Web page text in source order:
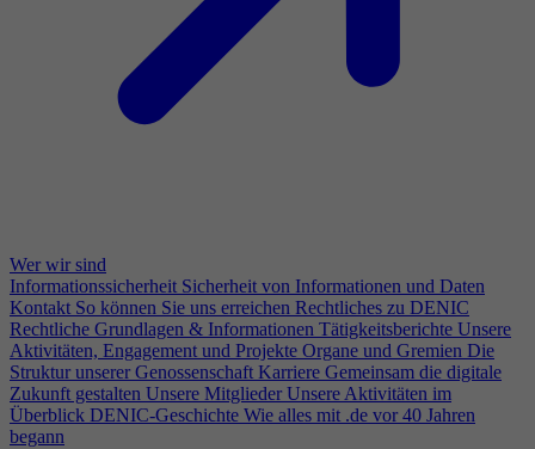
Wer wir sind
Informationssicherheit Sicherheit von Informationen und Daten
Kontakt So können Sie uns erreichen Rechtliches zu DENIC
Rechtliche Grundlagen & Informationen Tätigkeitsberichte Unsere
Aktivitäten, Engagement und Projekte Organe und Gremien Die
Struktur unserer Genossenschaft Karriere Gemeinsam die digitale
Zukunft gestalten Unsere Mitglieder Unsere Aktivitäten im
Überblick DENIC-Geschichte Wie alles mit .de vor 40 Jahren
begann